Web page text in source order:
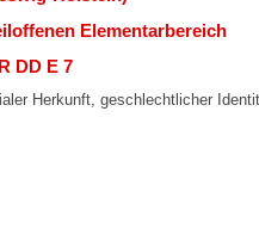
Elementarbereich
DD E 7
Herkunft, geschlechtlicher